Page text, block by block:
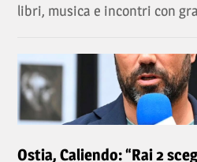
libri, musica e incontri con
Ostia, Caliendo: “Rai 2